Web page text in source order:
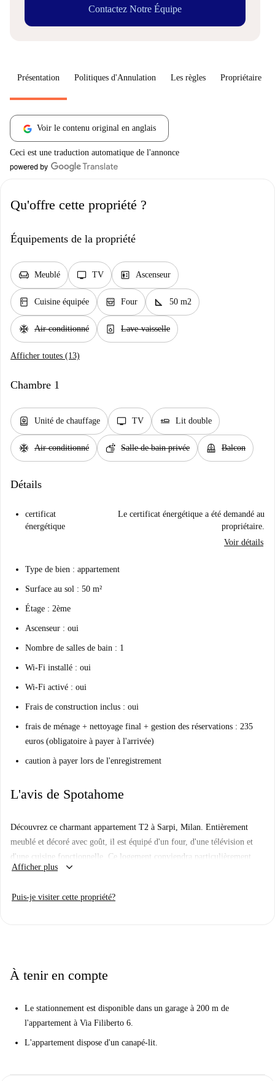
Contactez Notre Équipe
Présentation Politiques d'Annulation Les règles Propriétaire
Voir le contenu original en anglais
Ceci est une traduction automatique de l'annonce
Qu'offre cette propriété ?
Équipements de la propriété
chair Meublé tv TV elevator Ascenseur
kitchen Cuisine équipée oven_gen Four square_foot 50 m2
ac_unit Air conditionné dishwasher_gen Lave-vaisselle
Afficher toutes (13)
Chambre 1
water_heater Unité de chauffage tv TV airline_seat_flat Lit double
ac_unit Air conditionné soap Salle de bain privée balcony Balcon
Détails
certificat
énergétique
Le certificat énergétique a été demandé au
propriétaire.
Voir détails
Type de bien : appartement
Surface au sol : 50 m²
Étage : 2ème
Ascenseur : oui
Nombre de salles de bain : 1
Wi-Fi installé : oui
Wi-Fi activé : oui
Frais de construction inclus : oui
frais de ménage + nettoyage final + gestion des réservations : 235
euros (obligatoire à payer à l'arrivée)
caution à payer lors de l'enregistrement
L'avis de Spotahome
Découvrez ce charmant appartement T2 à Sarpi, Milan. Entièrement
meublé et décoré avec goût, il est équipé d'un four, d'une télévision et
d'une cuisine fonctionnelle. Ce logement conviendra particulièrement
aux couples et aux jeunes actifs. Le Wi-Fi est inclus. Bien que
propriétaires sont soumis à une procédure de sélection rigoureuse afin de
amateurs de tourisme apprécieront la proximité du Mercato Settimanale
expérience culturelle. Réservez votre séjour sur Spotahome dès
aujourd'hui !
Afficher plus keyboard_arrow_down
Puis-je visiter cette propriété?
À tenir en compte
Le stationnement est disponible dans un garage à 200 m de
l'appartement à Via Filiberto 6.
L'appartement dispose d'un canapé-lit.